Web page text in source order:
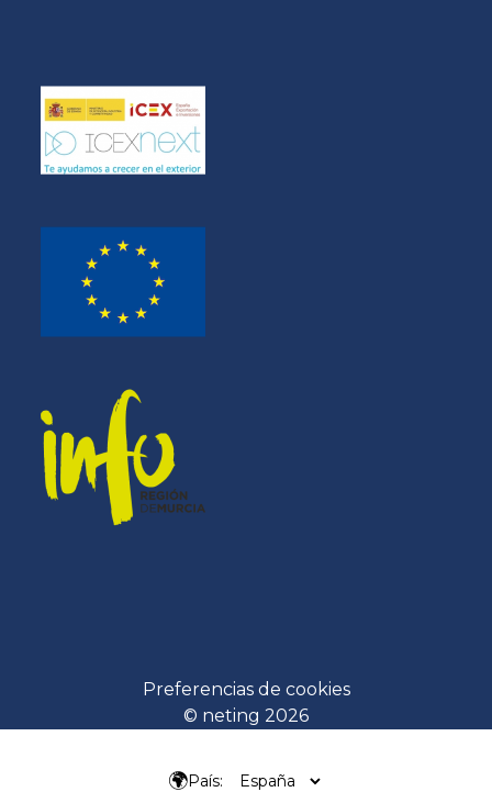
© neting 2026
Preferencias de cookies
🌍País: